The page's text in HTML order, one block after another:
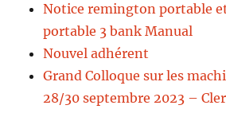
Notice remington portable
portable 3 bank Manual
Nouvel adhérent
Grand Colloque sur les
28/30 septembre 2023 –